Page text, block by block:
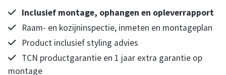
Inclusief montage, ophangen en opleverrapport
Raam- en kozijninspectie, inmeten en montageplan
Product inclusief styling advies
TCN productgarantie en 1 jaar extra garantie op
montage